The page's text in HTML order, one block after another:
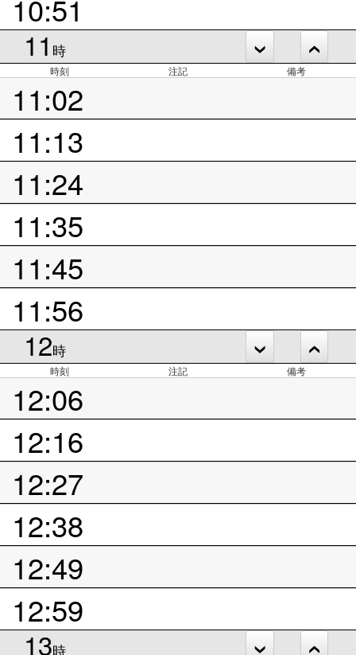
10:51
11 時
時刻 注記 備考
11:02
11:13
11:24
11:35
11:45
11:56
12時
時刻 注記 備考
12:06
12:16
12:27
12:38
12:49
12:59
13時